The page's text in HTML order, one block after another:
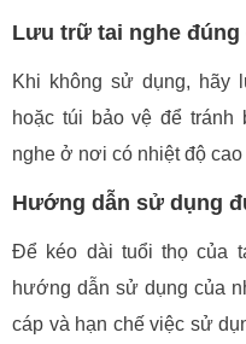
Lưu trữ tai nghe đúng
Khi không sử dụng, hãy
hoặc túi bảo vệ để tránh
nghe ở nơi có nhiệt độ
Hướng dẫn sử dụng
Để kéo dài tuổi thọ của
hướng dẫn sử dụng của
cáp và hạn chế việc sử